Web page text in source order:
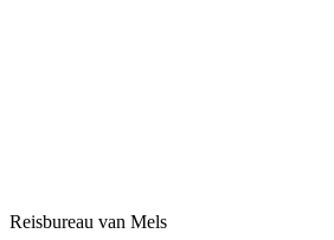
Reisbureau van Mels